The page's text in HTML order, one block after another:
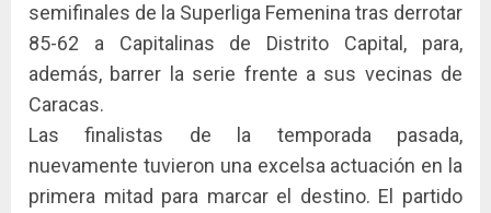
semifinales de la Superliga Femenina tras derrotar
85-62 a Capitalinas de Distrito Capital, para,
además, barrer la serie frente a sus vecinas de
Caracas.
Las finalistas de la temporada pasada,
nuevamente tuvieron una excelsa actuación en la
primera mitad para marcar el destino. El partido